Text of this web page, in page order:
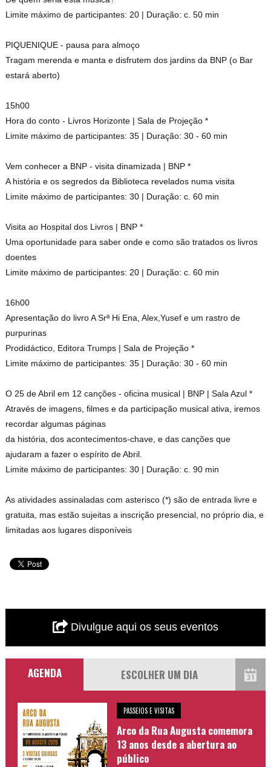
Limite máximo de participantes: 20 | Duração: c. 50 min
PIQUENIQUE - pausa para almoço
Tragam merenda e manta e disfrutem dos jardins da BNP (o Bar
estará aberto)
15h00
Hora do conto - Livros Horizonte | Sala de Projeção *
Limite máximo de participantes: 35 | Duração: 30 - 60 min
Vem conhecer a BNP - visita dinamizada | BNP *
A história e os segredos da Biblioteca revelados numa visita
Limite máximo de participantes: 30 | Duração: c. 60 min
Visita ao Hospital dos Livros | BNP *
Uma oportunidade para saber onde e como são tratados os livros
doentes
Limite máximo de participantes: 20 | Duração: c. 60 min
16h00
Apresentação do livro A Srª Hi Ena, Alex,Yusef e um rastro de
purpurinas
Prodidáctico, Editora Trumps | Sala de Projeção *
Limite máximo de participantes: 35 | Duração: 30 - 60 min
O 25 de Abril em 12 canções - oficina musical | BNP | Sala Azul *
Através de imagens, filmes e da participação musical ativa, iremos
recordar algumas páginas
da história, dos acontecimentos-chave, e das canções que
ajudaram a fazer o espírito de Abril.
Limite máximo de participantes: 30 | Duração: c. 90 min
As atividades assinaladas com asterisco (*) são de entrada livre e
gratuita, mas estão sujeitas a inscrição presencial, no próprio dia, e
limitadas aos lugares disponíveis
Divulgue aqui os seus eventos
AGENDA
PASSEIOS E VISITAS
Arco da Rua Augusta comemora
13 anos desde a abertura ao
público